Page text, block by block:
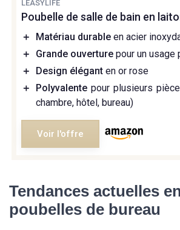
LEASYLIFE
Poubelle de salle de bain en
＋ Matériau durable en acier
＋
Grande ouverture pour un usage
＋
Design élégant en or rose
＋
Polyvalente pour plusieurs
chambre, hôtel, bureau)
Voir l'offre
Tendances actuelles
poubelles de bureau